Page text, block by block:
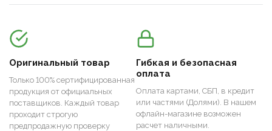
Оригинальный товар
Только 100% сертифицированная
продукция от официальных
поставщиков. Каждый товар
проходит строгую
предпродажную проверку
Гибкая и безопасная
оплата
Оплата картами, СБП, в кредит
или частями (Долями). В нашем
офлайн-магазине возможен
расчет наличными.